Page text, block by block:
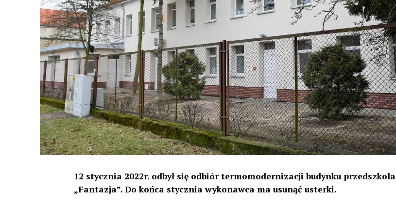
12 stycznia 2022r. odbył się odbiór termomodernizacji budynku przedszkola
„Fantazja”. Do końca stycznia wykonawca ma usunąć usterki.